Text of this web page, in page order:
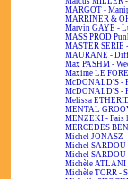
MARGOT -
MARRINER &
Marvin GAYE -
MASS PROD
MASTER SERIE
MAURANE -
Max PASHM -
Maxime LE
McDONALD'S -
McDONALD'S -
Melissa
MENTAL
MENZEKI - Fais
MERCEDES
Michel JONASZ -
Michel SARDOU
Michel SARDOU
Michèle ATLANI
Michèle TORR -